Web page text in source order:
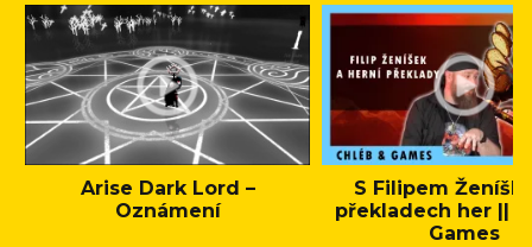
Arise Dark Lord –
Oznámení
S Filipem
překladech her ||
Games